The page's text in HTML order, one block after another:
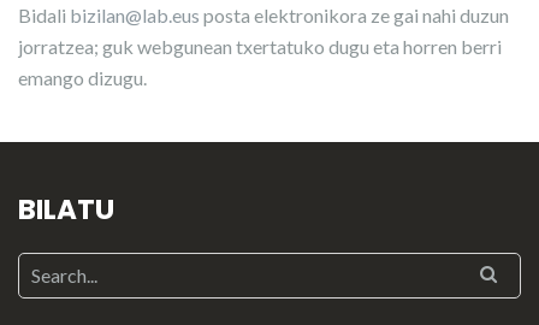
Bidali bizilan@lab.eus posta elektronikora ze gai nahi duzun
jorratzea; guk webgunean txertatuko dugu eta horren berri
emango dizugu.
BILATU